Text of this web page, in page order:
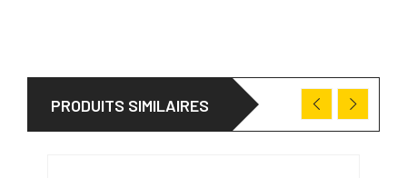
PRODUITS SIMILAIRES